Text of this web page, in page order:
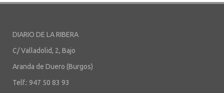
DIARIO DE LA RIBERA
C/ Valladolid, 2, Bajo
Aranda de Duero (Burgos)
Telf.: 947 50 83 93